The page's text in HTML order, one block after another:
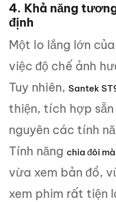
4. Khả năng
định
Một lo lắng lớn
việc độ chế ảnh
Tuy nhiên, Santek
thiện, tích hợp
nguyên các tính
Tính năng chia đôi
vừa xem bản đồ,
xem phim rất tiện